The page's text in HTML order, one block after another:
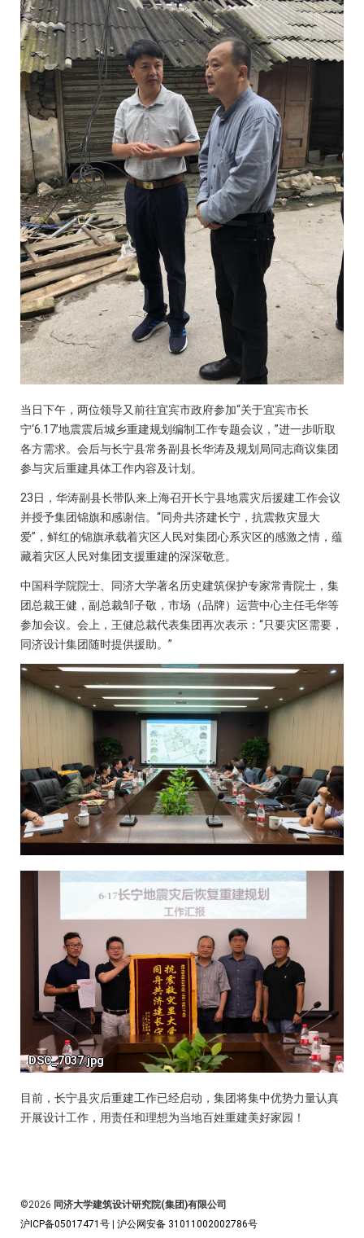
当日下午，两位领导又前往宜宾市政府参加“关于宜宾市长
宁‘6.17’地震震后城乡重建规划编制工作专题会议，”进一步听取
各方需求。会后与长宁县常务副县长华涛及规划局同志商议集团
参与灾后重建具体工作内容及计划。
23日，华涛副县长带队来上海召开长宁县地震灾后援建工作会议
并授予集团锦旗和感谢信。“同舟共济建长宁，抗震救灾显大
爱”，鲜红的锦旗承载着灾区人民对集团心系灾区的感激之情，蕴
藏着灾区人民对集团支援重建的深深敬意。
中国科学院院士、同济大学著名历史建筑保护专家常青院士，集
团总裁王健，副总裁邹子敬，市场（品牌）运营中心主任毛华等
参加会议。会上，王健总裁代表集团再次表示：“只要灾区需要，
同济设计集团随时提供援助。”
目前，长宁县灾后重建工作已经启动，集团将集中优势力量认真
开展设计工作，用责任和理想为当地百姓重建美好家园！
©2026 同济大学建筑设计研究院(集团)有限公司
沪ICP备05017471号 | 沪公网安备 31011002002786号